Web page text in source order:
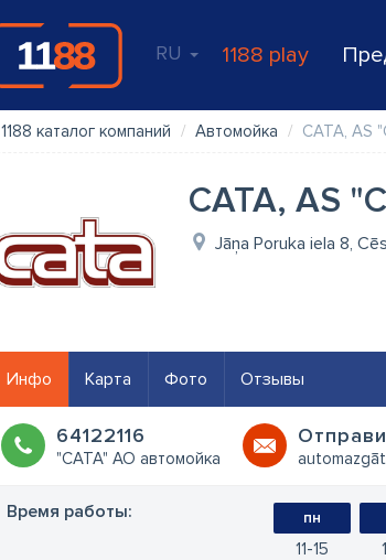
RU 1188 play
1188 каталог компаний Автомойка CATA, AS
CATA, AS
Jāņa Poruka iela 8,
Инфо Карта Фото Отзывы
64122116
"CATA" АО автомойка
Время работы: пн
11 15